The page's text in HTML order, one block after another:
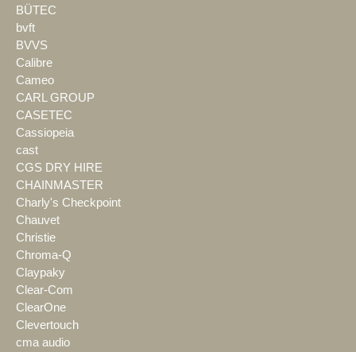
BÜTEC
bvft
BVVS
Calibre
Cameo
CARL GROUP
CASETEC
Cassiopeia
cast
CGS DRY HIRE
CHAINMASTER
Charly's Checkpoint
Chauvet
Christie
Chroma-Q
Claypaky
Clear-Com
ClearOne
Clevertouch
cma audio